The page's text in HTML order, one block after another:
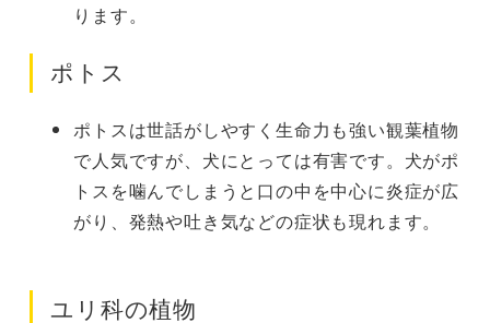
ります。
ポトス
ポトスは世話がしやすく生命力も強い観葉植物
で人気ですが、犬にとっては有害です。犬がポ
トスを噛んでしまうと口の中を中心に炎症が広
がり、発熱や吐き気などの症状も現れます。
ユリ科の植物